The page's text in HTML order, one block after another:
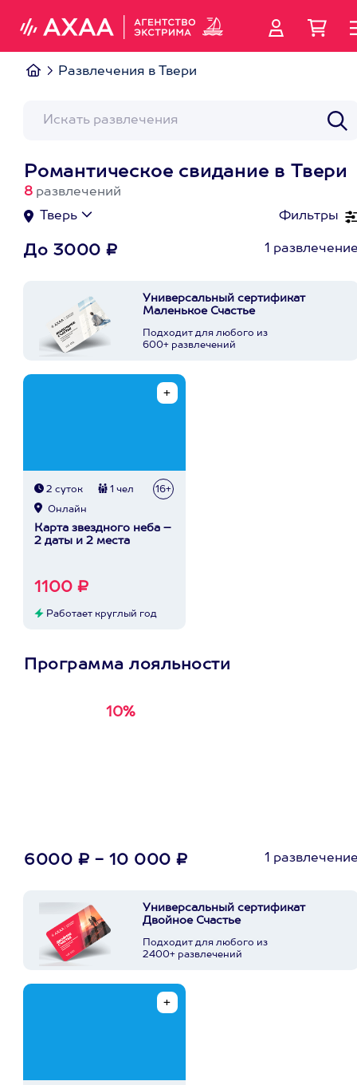
Развлечения в Твери
Романтическое свидание в Твери
8 развлечений
Фильтры
Тверь
До 3000 ₽ 1
Универсальный сертификат
Маленькое Счастье
Подходит для любого из
600+ развлечений
2 суток 1 чел 16+
Онлайн
Карта звездного неба –
2 даты и 2 места
1100 ₽
Работает круглый год
Программа лояльности
10%
6000 ₽ - 10 000 ₽ 1
Универсальный сертификат
Двойное Счастье
Подходит для любого из
2400+ развлечений